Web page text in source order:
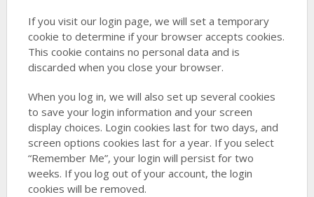
If you visit our login page, we will set a temporary
cookie to determine if your browser accepts cookies.
This cookie contains no personal data and is
discarded when you close your browser.
When you log in, we will also set up several cookies
to save your login information and your screen
display choices. Login cookies last for two days, and
screen options cookies last for a year. If you select
“Remember Me”, your login will persist for two
weeks. If you log out of your account, the login
cookies will be removed.